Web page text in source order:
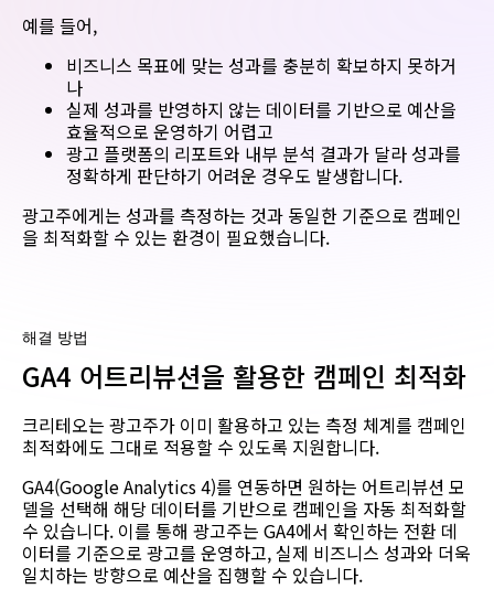
예를 들어,
비즈니스 목표에 맞는 성과를 충분히 확보하지 못하거
나
실제 성과를 반영하지 않는 데이터를 기반으로 예산을
효율적으로 운영하기 어렵고
광고 플랫폼의 리포트와 내부 분석 결과가 달라 성과를
정확하게 판단하기 어려운 경우도 발생합니다.
광고주에게는 성과를 측정하는 것과 동일한 기준으로 캠페인
을 최적화할 수 있는 환경이 필요했습니다.
해결 방법
GA4 어트리뷰션을 활용한 캠페인 최적화
크리테오는 광고주가 이미 활용하고 있는 측정 체계를 캠페인
최적화에도 그대로 적용할 수 있도록 지원합니다.
GA4(Google Analytics 4)를 연동하면 원하는 어트리뷰션 모
델을 선택해 해당 데이터를 기반으로 캠페인을 자동 최적화할
수 있습니다. 이를 통해 광고주는 GA4에서 확인하는 전환 데
이터를 기준으로 광고를 운영하고, 실제 비즈니스 성과와 더욱
일치하는 방향으로 예산을 집행할 수 있습니다.